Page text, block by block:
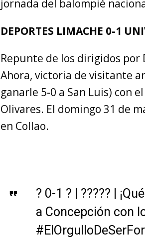
jornada del balompié
DEPORTES LIMACHE 0-1
Repunte de los dirigidos por
Ahora, victoria de visitante
ganarle 5-0 a San Luis) con
Olivares. El domingo 31 de
en Collao.
? 0-1 ? | ????? |
a Concepción con